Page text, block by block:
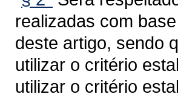
realizadas com
deste artigo, sendo
utilizar o critério
utilizar o critério